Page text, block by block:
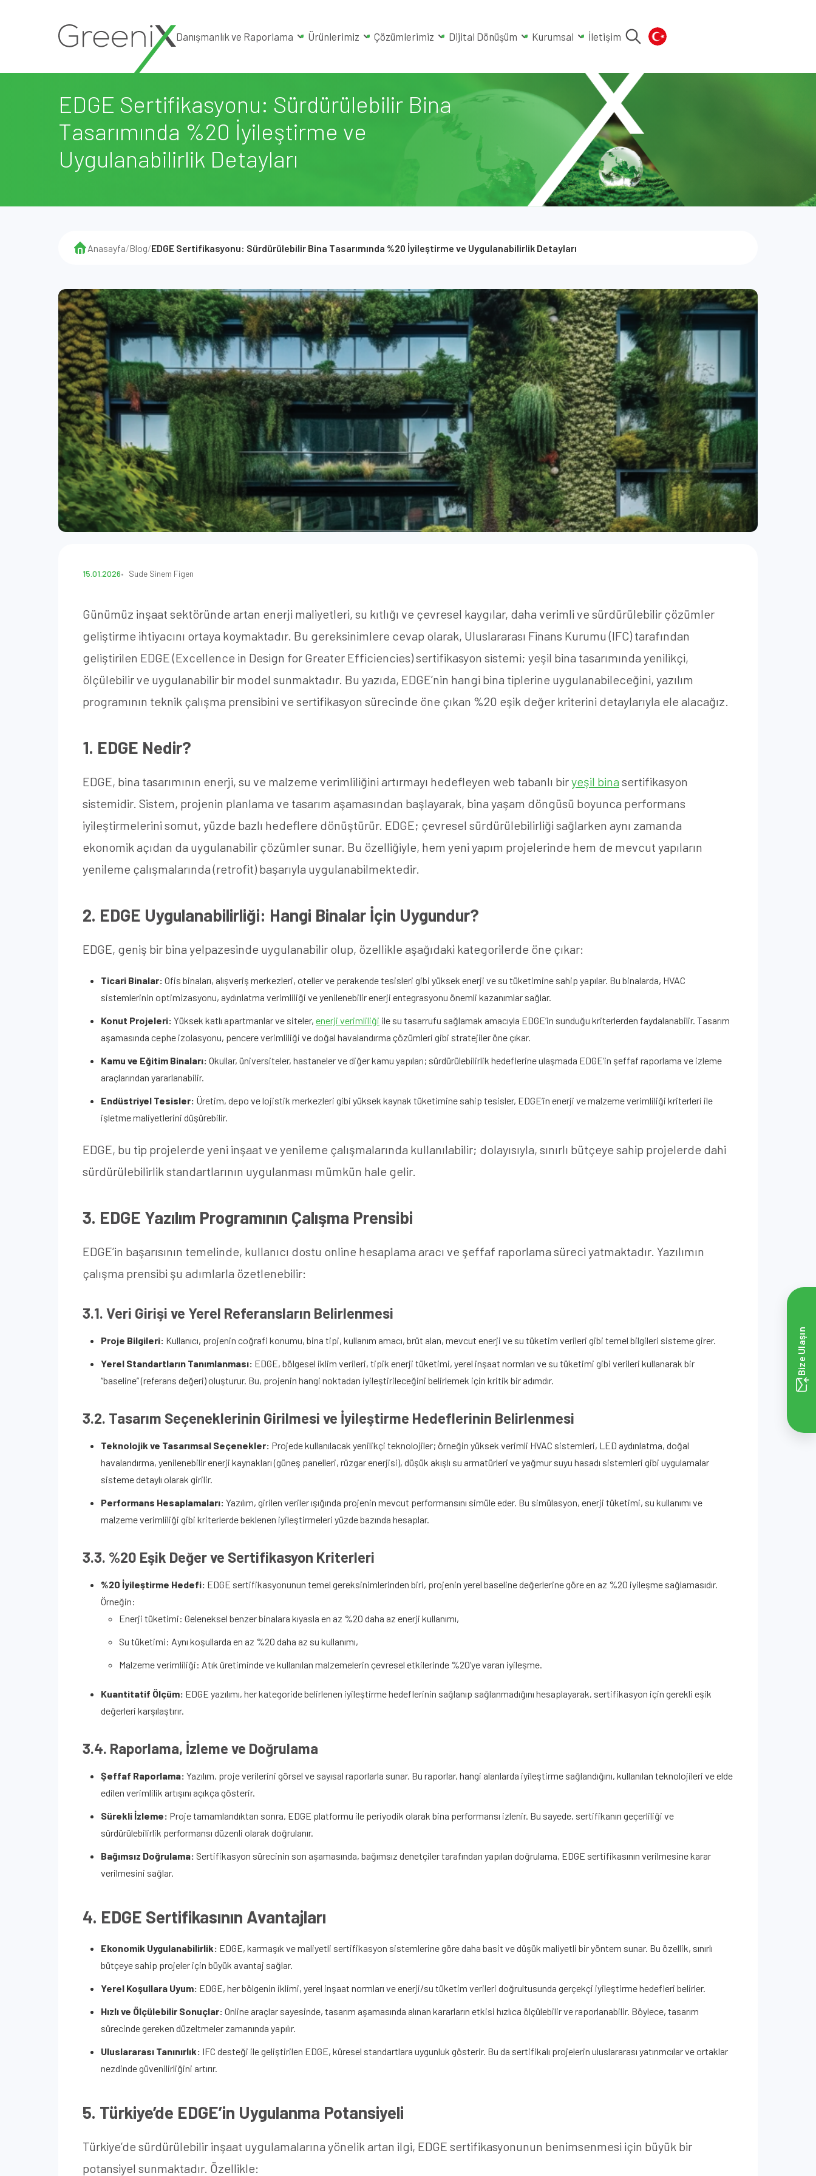
Bize Ulaşın
Danışmanlık ve Raporlama Ürünlerimiz Çözümlerimiz Dijital Dönüşüm Kurumsal İletişim
EDGE Sertifikasyonu: Sürdürülebilir Bina
Tasarımında %20 İyileştirme ve
Uygulanabilirlik Detayları
Anasayfa/Blog/EDGE Sertifikasyonu: Sürdürülebilir Bina Tasarımında %20 İyileştirme ve Uygulanabilirlik Detayları
15.01.2026 Sude Sinem Figen
Günümüz inşaat sektöründe artan enerji maliyetleri, su kıtlığı ve çevresel kaygılar, daha verimli ve sürdürülebilir çözümler
geliştirme ihtiyacını ortaya koymaktadır. Bu gereksinimlere cevap olarak, Uluslararası Finans Kurumu (IFC) tarafından
geliştirilen EDGE (Excellence in Design for Greater Efficiencies) sertifikasyon sistemi; yeşil bina tasarımında yenilikçi,
ölçülebilir ve uygulanabilir bir model sunmaktadır. Bu yazıda, EDGE’nin hangi bina tiplerine uygulanabileceğini, yazılım
programının teknik çalışma prensibini ve sertifikasyon sürecinde öne çıkan %20 eşik değer kriterini detaylarıyla ele alacağız.
1. EDGE Nedir?
EDGE, bina tasarımının enerji, su ve malzeme verimliliğini artırmayı hedefleyen web tabanlı biryeşil bina sertifikasyon
sistemidir. Sistem, projenin planlama ve tasarım aşamasından başlayarak, bina yaşam döngüsü boyunca performans
iyileştirmelerini somut, yüzde bazlı hedeflere dönüştürür. EDGE; çevresel sürdürülebilirliği sağlarken aynı zamanda
ekonomik açıdan da uygulanabilir çözümler sunar. Bu özelliğiyle, hem yeni yapım projelerinde hem de mevcut yapıların
yenileme çalışmalarında (retrofit) başarıyla uygulanabilmektedir.
2. EDGE Uygulanabilirliği: Hangi Binalar İçin Uygundur?
EDGE, geniş bir bina yelpazesinde uygulanabilir olup, özellikle aşağıdaki kategorilerde öne çıkar:
Ticari Binalar: Ofis binaları, alışveriş merkezleri, oteller ve perakende tesisleri gibi yüksek enerji ve su tüketimine sahip yapılar. Bu binalarda, HVAC
sistemlerinin optimizasyonu, aydınlatma verimliliği ve yenilenebilir enerji entegrasyonu önemli kazanımlar sağlar.
Konut Projeleri: Yüksek katlı apartmanlar ve siteler, enerji verimliliği ile su tasarrufu sağlamak amacıyla EDGE’in sunduğu kriterlerden faydalanabilir. Tasarım
aşamasında cephe izolasyonu, pencere verimliliği ve doğal havalandırma çözümleri gibi stratejiler öne çıkar.
Kamu ve Eğitim Binaları: Okullar, üniversiteler, hastaneler ve diğer kamu yapıları; sürdürülebilirlik hedeflerine ulaşmada EDGE’in şeffaf raporlama ve izleme
araçlarından yararlanabilir.
Endüstriyel Tesisler: Üretim, depo ve lojistik merkezleri gibi yüksek kaynak tüketimine sahip tesisler, EDGE’in enerji ve malzeme verimliliği kriterleri ile
işletme maliyetlerini düşürebilir.
EDGE, bu tip projelerde yeni inşaat ve yenileme çalışmalarında kullanılabilir; dolayısıyla, sınırlı bütçeye sahip projelerde dahi
sürdürülebilirlik standartlarının uygulanması mümkün hale gelir.
3. EDGE Yazılım Programının Çalışma Prensibi
EDGE’in başarısının temelinde, kullanıcı dostu online hesaplama aracı ve şeffaf raporlama süreci yatmaktadır. Yazılımın
çalışma prensibi şu adımlarla özetlenebilir:
3.1. Veri Girişi ve Yerel Referansların Belirlenmesi
Proje Bilgileri: Kullanıcı, projenin coğrafi konumu, bina tipi, kullanım amacı, brüt alan, mevcut enerji ve su tüketim verileri gibi temel bilgileri sisteme girer.
Yerel Standartların Tanımlanması: EDGE, bölgesel iklim verileri, tipik enerji tüketimi, yerel inşaat normları ve su tüketimi gibi verileri kullanarak bir
“baseline” (referans değeri) oluşturur. Bu, projenin hangi noktadan iyileştirileceğini belirlemek için kritik bir adımdır.
3.2. Tasarım Seçeneklerinin Girilmesi ve İyileştirme Hedeflerinin Belirlenmesi
Teknolojik ve Tasarımsal Seçenekler: Projede kullanılacak yenilikçi teknolojiler; örneğin yüksek verimli HVAC sistemleri, LED aydınlatma, doğal
havalandırma, yenilenebilir enerji kaynakları (güneş panelleri, rüzgar enerjisi), düşük akışlı su armatürleri ve yağmur suyu hasadı sistemleri gibi uygulamalar
sisteme detaylı olarak girilir.
Performans Hesaplamaları: Yazılım, girilen veriler ışığında projenin mevcut performansını simüle eder. Bu simülasyon, enerji tüketimi, su kullanımı ve
malzeme verimliliği gibi kriterlerde beklenen iyileştirmeleri yüzde bazında hesaplar.
3.3. %20 Eşik Değer ve Sertifikasyon Kriterleri
%20 İyileştirme Hedefi: EDGE sertifikasyonunun temel gereksinimlerinden biri, projenin yerel baseline değerlerine göre en az %20 iyileşme sağlamasıdır.
Örneğin:
Enerji tüketimi: Geleneksel benzer binalara kıyasla en az %20 daha az enerji kullanımı,
Su tüketimi: Aynı koşullarda en az %20 daha az su kullanımı,
Malzeme verimliliği: Atık üretiminde ve kullanılan malzemelerin çevresel etkilerinde %20’ye varan iyileşme.
Kuantitatif Ölçüm: EDGE yazılımı, her kategoride belirlenen iyileştirme hedeflerinin sağlanıp sağlanmadığını hesaplayarak, sertifikasyon için gerekli eşik
değerleri karşılaştırır.
3.4. Raporlama, İzleme ve Doğrulama
Şeffaf Raporlama: Yazılım, proje verilerini görsel ve sayısal raporlarla sunar. Bu raporlar, hangi alanlarda iyileştirme sağlandığını, kullanılan teknolojileri ve elde
edilen verimlilik artışını açıkça gösterir.
Sürekli İzleme: Proje tamamlandıktan sonra, EDGE platformu ile periyodik olarak bina performansı izlenir. Bu sayede, sertifikanın geçerliliği ve
sürdürülebilirlik performansı düzenli olarak doğrulanır.
Bağımsız Doğrulama: Sertifikasyon sürecinin son aşamasında, bağımsız denetçiler tarafından yapılan doğrulama, EDGE sertifikasının verilmesine karar
verilmesini sağlar.
4. EDGE Sertifikasının Avantajları
Ekonomik Uygulanabilirlik: EDGE, karmaşık ve maliyetli sertifikasyon sistemlerine göre daha basit ve düşük maliyetli bir yöntem sunar. Bu özellik, sınırlı
bütçeye sahip projeler için büyük avantaj sağlar.
Yerel Koşullara Uyum: EDGE, her bölgenin iklimi, yerel inşaat normları ve enerji/su tüketim verileri doğrultusunda gerçekçi iyileştirme hedefleri belirler.
Hızlı ve Ölçülebilir Sonuçlar: Online araçlar sayesinde, tasarım aşamasında alınan kararların etkisi hızlıca ölçülebilir ve raporlanabilir. Böylece, tasarım
sürecinde gereken düzeltmeler zamanında yapılır.
Uluslararası Tanınırlık: IFC desteği ile geliştirilen EDGE, küresel standartlara uygunluk gösterir. Bu da sertifikalı projelerin uluslararası yatırımcılar ve ortaklar
nezdinde güvenilirliğini artırır.
5. Türkiye’de EDGE’in Uygulanma Potansiyeli
Türkiye’de sürdürülebilir inşaat uygulamalarına yönelik artan ilgi, EDGE sertifikasyonunun benimsenmesi için büyük bir
potansiyel sunmaktadır. Özellikle: